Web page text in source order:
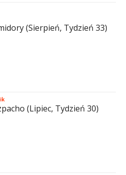
(Sierpień, Tydzień 33)
(Lipiec, Tydzień 30)